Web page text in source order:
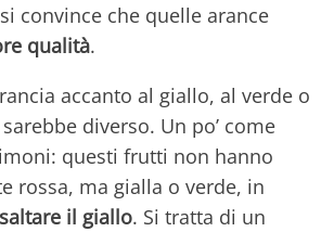
convince che quelle arance
qualità.
accanto al giallo, al verde o
diverso. Un po’ come
questi frutti non hanno
rossa, ma gialla o verde, in
il giallo. Si tratta di un